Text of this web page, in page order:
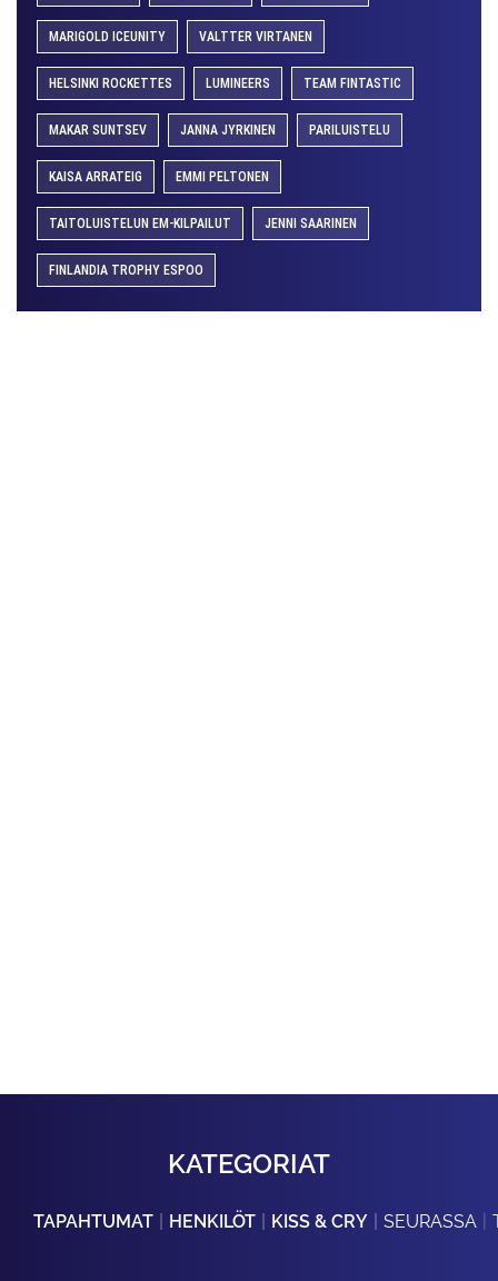
MARIGOLD ICEUNITY VALTTER VIRTANEN
HELSINKI ROCKETTES LUMINEERS TEAM FINTASTIC
MAKAR SUNTSEV JANNA JYRKINEN PARILUISTELU
KAISA ARRATEIG EMMI PELTONEN
TAITOLUISTELUN EM-KILPAILUT JENNI SAARINEN
FINLANDIA TROPHY ESPOO
KATEGORIAT
TAPAHTUMAT HENKILÖT KISS & CRY SEURASSA